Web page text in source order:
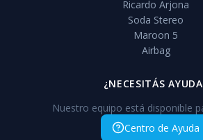
Ricardo Arjona
Soda Stereo
Maroon 5
Airbag
¿NECESITÁS
Nuestro equipo está disponible
Centro de Ayuda